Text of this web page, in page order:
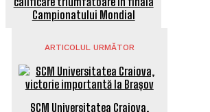
Campionatului Mondial
ARTICOLUL URMĂTOR
SCM Universitatea Craiova,